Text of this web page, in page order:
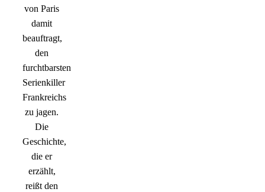
von Paris
damit
beauftragt,
den
furchtbarsten
Serienkiller
Frankreichs
zu jagen.
Die
Geschichte,
die er
erzählt,
reißt den